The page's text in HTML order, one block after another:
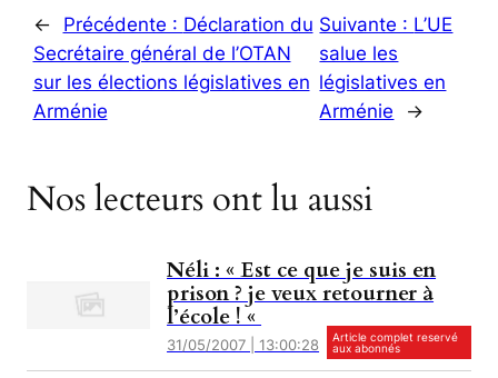
← Précédente : Déclaration du
Secrétaire général de l’OTAN
sur les élections législatives en
Arménie
Suivante : L’UE
salue les
législatives en
Arménie
→
Nos lecteurs ont lu aussi
Néli : « Est ce que je suis en
prison ? je veux retourner à
l’école ! «
31/05/2007 | 13:00:28
Article complet reservé
aux abonnés